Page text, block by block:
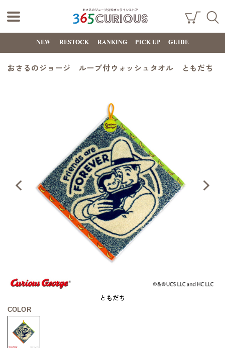
おさるのジョー
ジ公式オンライ
ンストア
ング
カー
ト
NEW RESTOCK RANKING PICK UP GUIDE
おさるのジョージ ループ付ウォッシュタオル ともだち
ともだち
COLOR